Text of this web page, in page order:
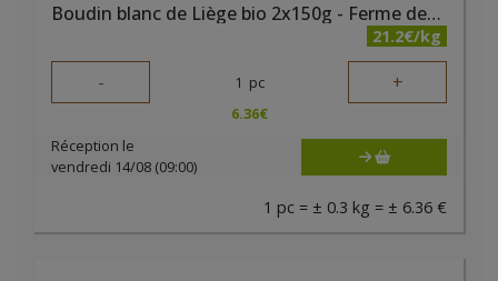
Boudin blanc de Liège bio 2x150g - Ferme des Noyers
21.2€/kg
- 1 pc +
6.36€
Réception le
vendredi 14/08 (09:00)
1 pc = ± 0.3 kg = ± 6.36 €